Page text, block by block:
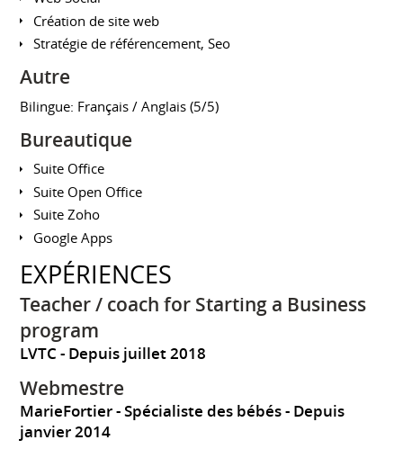
Création de site web
Stratégie de référencement, Seo
Autre
Bilingue: Français / Anglais (5/5)
Bureautique
Suite Office
Suite Open Office
Suite Zoho
Google Apps
EXPÉRIENCES
Teacher / coach for Starting a Business
program
LVTC Depuis juillet 2018
Webmestre
MarieFortier - Spécialiste des bébés
Depuis
janvier 2014